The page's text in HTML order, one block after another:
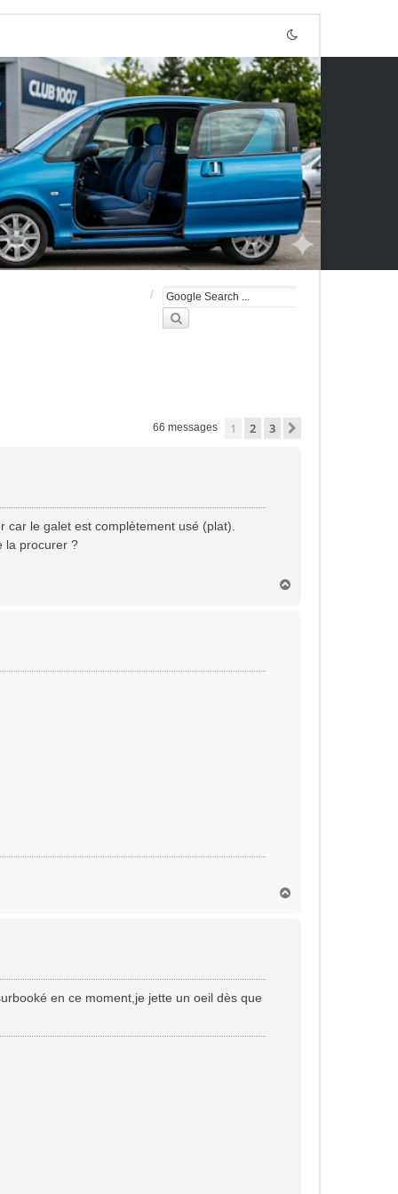
66 messages 1 2 3
le galet est complètement usé (plat).
la procurer ?
en ce moment,je jette un oeil dès que